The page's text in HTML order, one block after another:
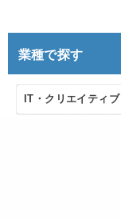
業種で探す
IT・クリエイティブ